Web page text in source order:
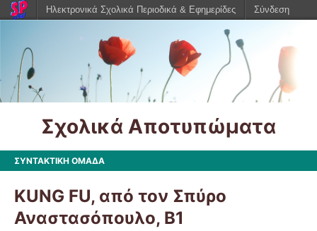
Σχολικά Αποτυπώματα
ΣΥΝΤΑΚΤΙΚΗ ΟΜΑΔΑ
KUNG FU, από τον Σπύρο
Αναστασόπουλο, Β1
Ηλεκτρονικά Σχολικά Περιοδικά & Εφημερίδες Σύνδεση